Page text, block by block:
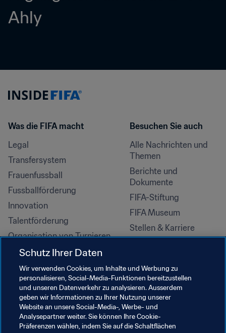
Ahly
Was die FIFA macht
Legal
Transfersystem
Frauenfussball
Fussballförderung
Innovation
Talentförderung
Organisation von Turnieren
Nachhaltigkeit
Menschenrechte und
Antidiskriminierung
Gesundheit und Medizin
Bildungsinitiativen
Besuchen Sie auch
Alle Nachrichten und
Themen
Berichte und
Dokumente
FIFA-Stiftung
FIFA Museum
Stellen & Karriere
Schutz Ihrer Daten
Wir verwenden Cookies, um Inhalte und Werbung zu
personalisieren, Social-Media-Funktionen bereitzustellen
und unseren Datenverkehr zu analysieren. Ausserdem
geben wir Informationen zu Ihrer Nutzung unserer
Website an unsere Social-Media-, Werbe- und
Analysepartner weiter. Sie können Ihre Cookie-
Präferenzen wählen, indem Sie auf die Schaltflächen